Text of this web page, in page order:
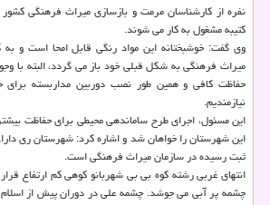
نفره از کارشناسان مرمت و بازسازی میراث فرهنگی
کتیبه مشغول به کار می شوند.
وی گفت: خوشبختانه این مواد رنگی قابل امحا است و
میراث فرهنگی به شکل قبلی خود باز می گردد، البته با
حفاظت کافی و همین طور نصب دوربین مداربسته برای
نیازمندیم.
این مسئول، اجرای طرح ساماندهی محیطی برای حفاظت بیشتر
ثبت رسیده در سازمان میراث فرهنگی است.
انتهای غربی رشته کوه بی بی شهربانو کوهی کم ارتفاع
چشمه پر آبی می جوشد. چشمه علی در دوران پیش از اسلام